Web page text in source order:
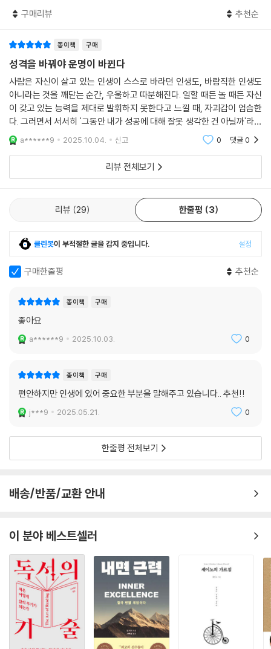
프록터 등에게 큰 영향을 끼쳤다.
물론 태어나는 순간 나에게 주어진 성격, 지능, 외모 등등은 평생 나의 삶을
지배하는 요소임에는 분명하다. 하지만 상위 10% 안에 드는 집안에서 태
어났다고 해서 다 성공하는 것은 아니며 하위 10% 집안에서 태어났다고
해서 다 루저의 삶을 사는 것은 아니다. 타고난 운명을 거역하고 지식, 동기
부여, 사람, 철학의 힘으로 내가 만든 새로운 운명으로 살고 싶다면 얼 나이
팅게일을 만나보자. 적어도 어제보다는 훨씬 나은 나 자신과 만날 수 있을
것이다.
모든 자기계발 도서의 원천, 얼 나이팅게일
그의 인생관이 집약된 단 한 권
약 100년 전에 태어나 미국 역사상 가장 길었던 대공항 시기(1920년대 말
에서 1930년대까지)에 어린 시절을 보내고 1950년대부터 활동했던 얼
나이팅게일. 그는 캘리포니아 롱비치에서 자랐다. 그의 집안은 몹시도 가
난해서 겨우 입에 풀칠만 하며 살았는데 설상가상으로 그가 열두 살 때 아
버지까지 실종되는 사건을 겪었다. 불우했던 그는 어린 시절에 늘 배고픈
몸을 이끌고 바닷가로 나가 선원들이 배에 짐을 싣고 내리는 것을 지켜보
‘왜 똑같이 흙수저로 태어났는데 어떤 사람들은 목표를 달성하고, 또 다른
어떤 사람들은 그러지 못할까?’
책을 빌려 읽으며 삶의 원리, 세상의 이치, 인간의 마음을 이해하려고 노력
했다. WGN(미국 일리노이 주에 있는 라디오 방송국)에서 해설 프로그램
을 맡아 진행하면서 방송 경력을 쌓아나가던 나이팅게일은 라디오 방송의
퇴할 수도 있었다. 하지만 그는 그때부터가 시작이었다. 그는 한 보험회사
를 인수한 뒤 직원들이 성과를 올리도록 동기부여하는 데 열정을 바치기
국의 천여 개 라디오 방송국에서 30년 넘게 방송을 하면서 라디오 명예의
자기계발의 원형인 그의 세계관을 엿볼 수 있는 이 책, 『성격을 바꿔야 운
명이 바뀐다』는 인생에 대한 그의 철학이 집약된 도서이다. 꽤 오래전에 나
온 책이지만 미국에서는 아직도 수많은 독자들 사이에서 인용되며 그 생명
력을 자랑하고 있다.
플라톤부터 쇼펜하우어까지
수많은 선인들의 이야기와 함께하는 인생에 대한 통찰력
구매리뷰 추천순
종이책 구매
성격을 바꿔야 운명이 바뀐다
사람은 자신이 살고 있는 인생이 스스로 바라던 인생도, 바람직한 인생도
아니라는 것을 깨닫는 순간, 우울하고 따분해진다. 일할 때든 놀 때든 자신
이 갖고 있는 능력을 제대로 발휘하지 못한다고 느낄 때, 자괴감이 엄습한
다. 그러면서 서서히 '그동안 내가 성공에 대해 잘못 생각한 건 아닐까'라며
자책한다.
a******9 2025.10.04. 신고 0 댓글0
리뷰 전체보기
리뷰 29 한줄평 3
클린봇이 부적절한 글을 감지 중입니다. 설정
구매한줄평 추천순
종이책 구매
좋아요
a******9 2025.10.03. 0
종이책 구매
편안하지만 인생에 있어 중요한 부분을 말해주고 있습니다.. 추천!!
j***9 2025.05.21. 0
한줄평 전체보기
배송/반품/교환 안내
이 분야 베스트셀러